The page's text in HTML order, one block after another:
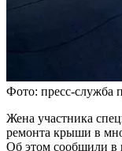
Фото: пресс-служба
Жена участника
ремонта крыши в
Об этом сообщили в